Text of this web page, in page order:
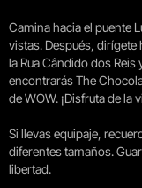
Camina hacia el puente
vistas. Después, dirígete
la Rua Cândido dos Reis
encontrarás The
de WOW. ¡Disfruta de la
Si llevas equipaje,
diferentes tamaños.
libertad.